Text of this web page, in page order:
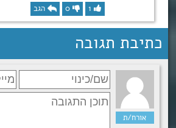
1
0 הגב
כתיבת תגובה